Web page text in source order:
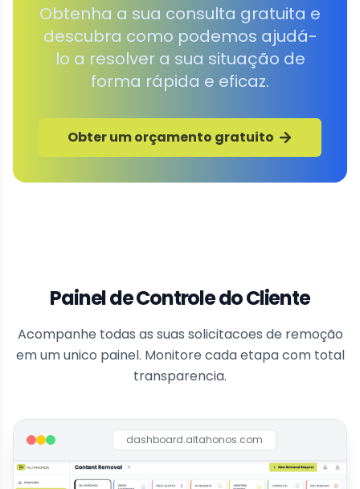
Obtenha a sua consulta gratuita e
descubra como podemos ajudá-
lo a resolver a sua situação de
forma rápida e eficaz.
Obter um orçamento gratuito
Painel de Controle do Cliente
Acompanhe todas as suas solicitacoes de remoção
em um unico painel. Monitore cada etapa com total
transparencia.
dashboard.altahonos.com